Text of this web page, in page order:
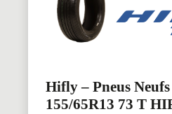
Hifly – Pneus
155/65R13 73 T